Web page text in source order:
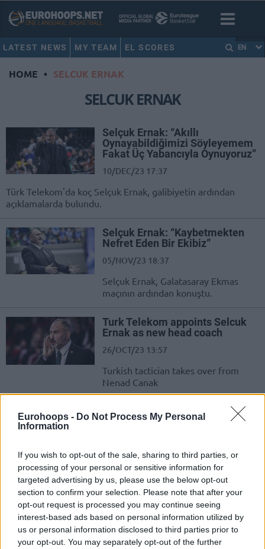
Eurohoops - Do Not Process My Personal
Information
If you wish to opt-out of the sale, sharing to third parties, or
processing of your personal or sensitive information for
targeted advertising by us, please use the below opt-out
section to confirm your selection. Please note that after your
opt-out request is processed you may continue seeing
interest-based ads based on personal information utilized by
us or personal information disclosed to third parties prior to
your opt-out. You may separately opt-out of the further
LATEST NEWS MY TEAM EL SCORES EN
HOME • SELCUK ERNAK
SELCUK ERNAK
Selçuk Ernak: “Akıllı
Oynayabildiğimizi Söyleyemem
Fakat Üç Yabancıyla Oynuyoruz”
10/DEC/23 17:37
Türk Telekom'da koç Selçuk Ernak, galibiyetin ardından
açıklamalarda bulundu.
Selçuk Ernak: “Kaybetmekten
Nefret Eden Bir Ekibiz”
05/NOV/23 18:37
Selçuk Ernak, Galatasaray Ekmas
maçının ardından konuştu.
Turk Telekom appoints Selcuk
Ernak as new head coach
26/OCT/23 13:57
Turkish tactician takes over from
Nenad Canak
Türk Telekom’un Yeni Koçu
Selçuk Ernak!
Türk Telekom'un yeni başantrenörü
belli oldu.
Tanıklar, Ülkerspor’u Anlatıyor:
Şampiyonluklar, Anılar, Kapanış
ve Artçıları (Bölüm II)
11/SEP/23 10:21